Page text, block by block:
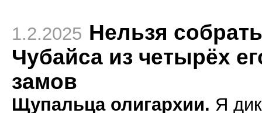
1.2.2025 Нельзя собрать
Чубайса из четырёх
замов
Щупальца олигархии. Я